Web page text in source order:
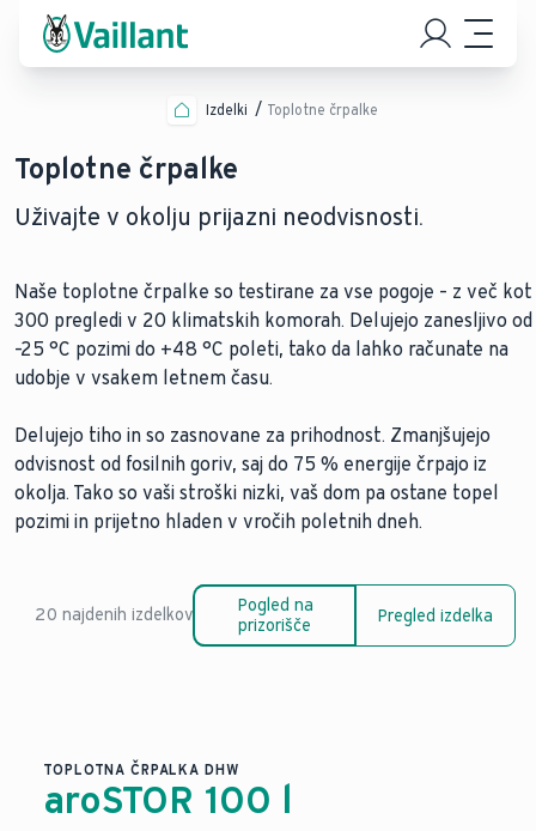
Izdelki Toplotne črpalke
Toplotne črpalke
Uživajte v okolju prijazni neodvisnosti.
Naše toplotne črpalke so testirane za vse pogoje – z več kot
300 pregledi v 20 klimatskih komorah. Delujejo zanesljivo od
–25 °C pozimi do +48 °C poleti, tako da lahko računate na
udobje v vsakem letnem času.
Delujejo tiho in so zasnovane za prihodnost. Zmanjšujejo
odvisnost od fosilnih goriv, saj do 75 % energije črpajo iz
okolja. Tako so vaši stroški nizki, vaš dom pa ostane topel
pozimi in prijetno hladen v vročih poletnih dneh.
20 najdenih izdelkov
Pogled na
prizorišče
Pregled izdelka
TOPLOTNA ČRPALKA DHW
aroSTOR 100 l